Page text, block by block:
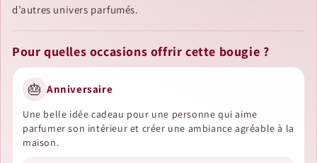
d’autres univers parfumés.
Pour quelles occasions offrir cette bougie ?
🎂 Anniversaire
Une belle idée cadeau pour une personne qui aime
parfumer son intérieur et créer une ambiance agréable à la
maison.